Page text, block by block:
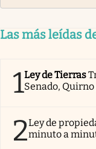
Las más leídas
1Ley de Tierras
Senado,
2Ley de
minuto a